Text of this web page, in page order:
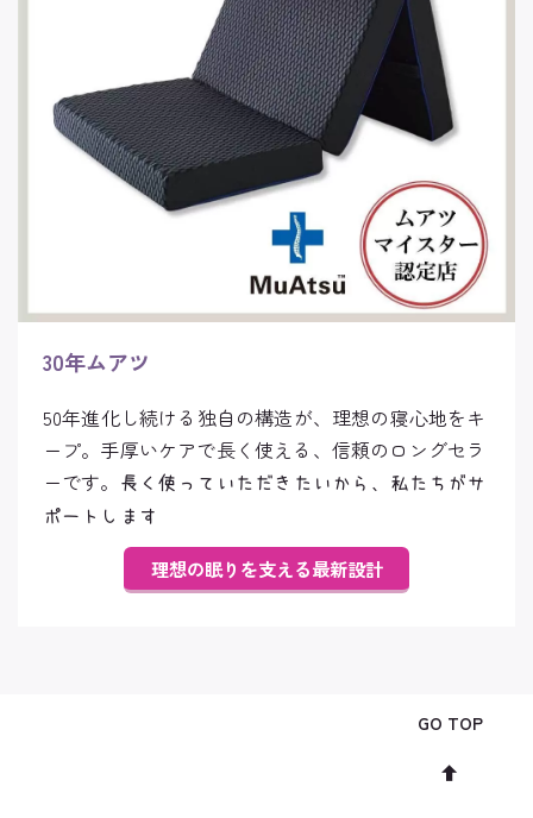
30年ムアツ
50年進化し続ける独自の構造が、理想の寝心地をキ
ープ。手厚いケアで長く使える、信頼のロングセラ
ーです。
長く使っていただきたいから、私たちがサ
ポートします
理想の眠りを支える最新設計
GO TOP